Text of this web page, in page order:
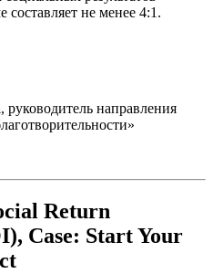
составляет не менее 4:1.
, руководитель направления
Return
Case: Start Your